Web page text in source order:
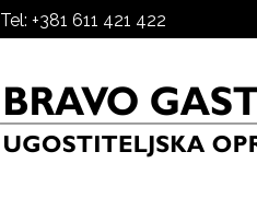
Tel: +381 611 421 422